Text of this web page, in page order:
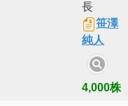
長
笹澤
純人
4,000株